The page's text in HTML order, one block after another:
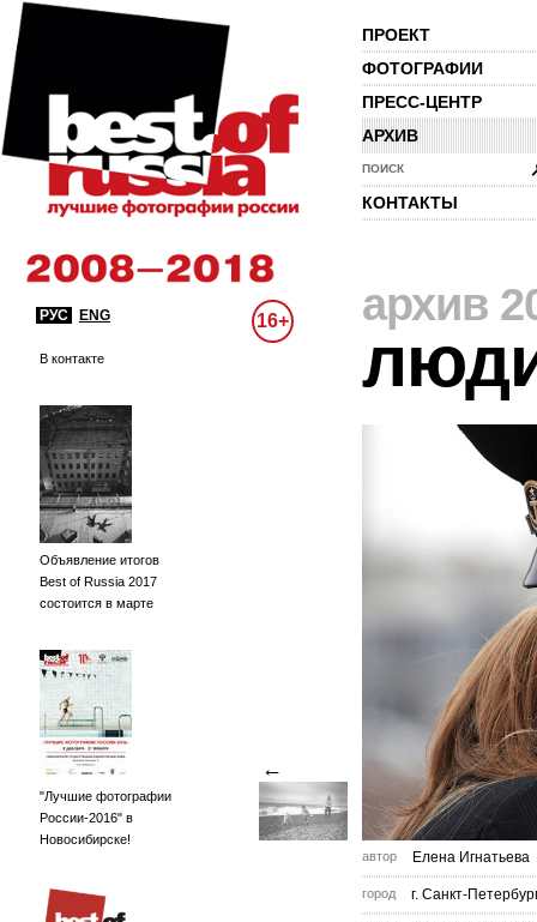
ПРОЕКТ
ФОТОГРАФИИ
ПРЕСС-ЦЕНТР
АРХИВ
ПОИСК
КОНТАКТЫ
РУС ENG 16+
В контакте
Объявление итогов
Best of Russia 2017
состоится в марте
"Лучшие фотографии
России-2016" в
Новосибирске!
архив
←
автор Елена Игнатьева
город г. Санкт-